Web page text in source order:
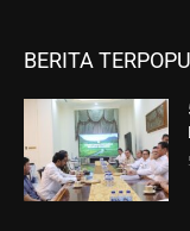
BERITA